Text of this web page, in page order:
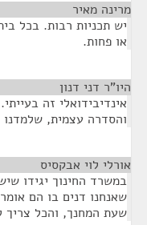
מרינה מאיר
יש תכניות רבות. בכל
או פחות.
היו"ר דני דנון
אינדיבידואלי זה
והסדרה עצמית,
אורלי לוי אבקסיס
במשרד החינוך יגידו
שאנחנו דנים בו הם
שעת המחנך, והכל צריך